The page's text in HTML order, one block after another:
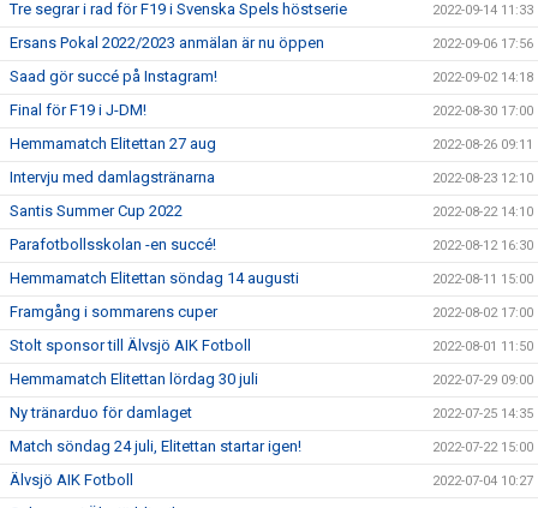
Tre segrar i rad för F19 i Svenska Spels höstserie 2022-09-14 11:33
Ersans Pokal 2022/2023 anmälan är nu öppen 2022-09-06 17:56
Saad gör succé på Instagram! 2022-09-02 14:18
Final för F19 i J-DM! 2022-08-30 17:00
Hemmamatch Elitettan 27 aug 2022-08-26 09:11
Intervju med damlagstränarna 2022-08-23 12:10
Santis Summer Cup 2022 2022-08-22 14:10
Parafotbollsskolan -en succé! 2022-08-12 16:30
Hemmamatch Elitettan söndag 14 augusti 2022-08-11 15:00
Framgång i sommarens cuper 2022-08-02 17:00
Stolt sponsor till Älvsjö AIK Fotboll 2022-08-01 11:50
Hemmamatch Elitettan lördag 30 juli 2022-07-29 09:00
Ny tränarduo för damlaget 2022-07-25 14:35
Match söndag 24 juli, Elitettan startar igen! 2022-07-22 15:00
Älvsjö AIK Fotboll 2022-07-04 10:27